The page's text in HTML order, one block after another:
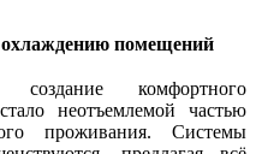
помещений
комфортного
неотъемлемой частью
проживания. Системы